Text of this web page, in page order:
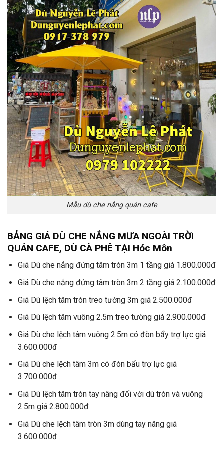
Mẫu dù che nắng quán cafe
BẢNG GIÁ DÙ CHE NẮNG MƯA NGOÀI TRỜI
QUÁN CAFE, DÙ CÀ PHÊ TẠI Hóc Môn
Giá Dù che nắng đứng tâm tròn 3m 1 tầng giá 1.800.000đ
Giá Dù che nắng đứng tâm tròn 3m 2 tầng giá 2.100.000đ
Giá Dù lệch tâm tròn treo tường 3m giá 2.500.000đ
Giá Dù lệch tâm vuông 2.5m treo tường giá 2.900.000đ
Giá Dù che lệch tâm vuông 2.5m có đòn bẩy trợ lực giá
3.600.000đ
Giá Dù che lệch tâm 3m có đòn bẩu trợ lực giá
3.700.000đ
Giá Dù lệch tâm tròn tay nâng đối với dù tròn và vuông
2.5m giá 2.800.000đ
Giá Dù che lệch tâm tròn 3m dùng tay nâng giá
3.600.000đ